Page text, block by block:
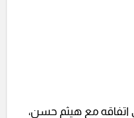
اتفاقه مع هيثم حسن،